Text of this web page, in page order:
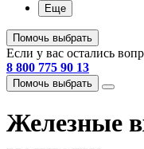
Еще
Помочь выбрать
Если у вас остались
8 800 775 90 13
Помочь выбрать
Железные